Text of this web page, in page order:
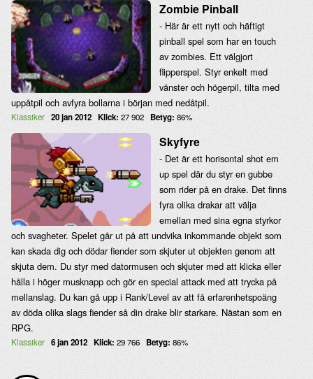
Zombie Pinball
- Här är ett nytt och häftigt
pinball spel som har en touch
av zombies. Ett välgjort
flipperspel. Styr enkelt med
vänster och högerpil, tilta med
uppåtpil och avfyra bollarna i början med nedåtpil.
Klassiker 20 jan 2012 Klick: 27 902 Betyg: 86%
Skyfyre
- Det är ett horisontal shot em
up spel där du styr en gubbe
som rider på en drake. Det finns
fyra olika drakar att välja
emellan med sina egna styrkor
och svagheter. Spelet går ut på att undvika inkommande objekt som
kan skada dig och dödar fiender som skjuter ut objekten genom att
skjuta dem. Du styr med datormusen och skjuter med att klicka eller
hålla i höger musknapp och gör en special attack med att trycka på
mellanslag. Du kan gå upp i Rank/Level av att få erfarenhetspoäng
av döda olika slags fiender så din drake blir starkare. Nästan som en
RPG.
Klassiker 6 jan 2012 Klick: 29 766 Betyg: 86%